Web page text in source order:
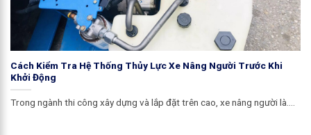
Cách Kiểm Tra Hệ Thống Thủy Lực Xe Nâng Người Trước Khi
Khởi Động
Trong ngành thi công xây dựng và lắp đặt trên cao, xe nâng người là....